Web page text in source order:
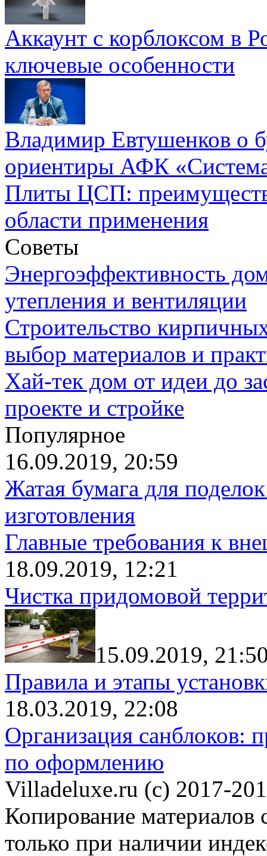
Аккаунт с корблоксом в
ключевые особенности
Владимир Евтушенков о
ориентиры АФК
Плиты ЦСП:
области применения
Советы
Энергоэффективность
утепления и вентиляции
Строительство
выбор материалов и
Хай-тек дом от идеи до
проекте и стройке
Популярное
16.09.2019, 20:59
Жатая бумага для
изготовления
Главные требования к
18.09.2019, 12:21
Чистка придомовой
15.09.2019,
Правила и этапы
18.03.2019, 22:08
Организация санблоков:
по оформлению
Villadeluxe.ru (c) 2017-
Копирование материалов
только при наличии